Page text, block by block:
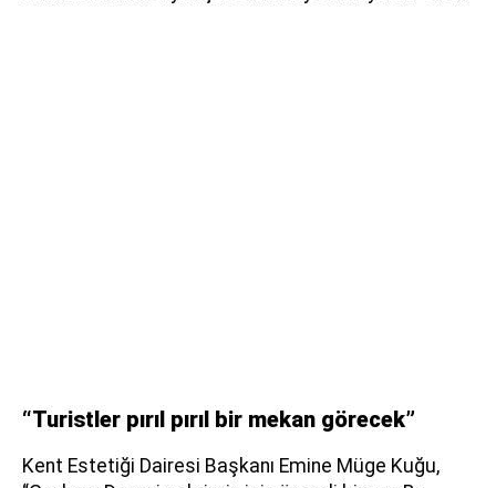
“Turistler pırıl pırıl bir mekan görecek”
Kent Estetiği Dairesi Başkanı Emine Müge Kuğu,